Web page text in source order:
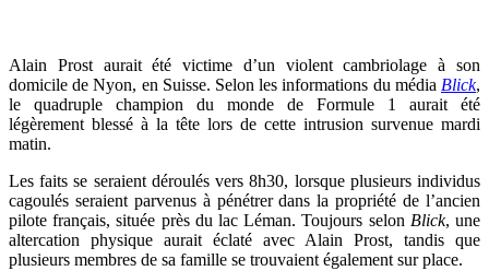
Alain Prost aurait été victime d’un violent cambriolage à son
domicile de Nyon, en Suisse. Selon les informations du média Blick,
le quadruple champion du monde de Formule 1 aurait été
légèrement blessé à la tête lors de cette intrusion survenue mardi
matin.
Les faits se seraient déroulés vers 8h30, lorsque plusieurs individus
cagoulés seraient parvenus à pénétrer dans la propriété de l’ancien
pilote français, située près du lac Léman. Toujours selon Blick, une
altercation physique aurait éclaté avec Alain Prost, tandis que
plusieurs membres de sa famille se trouvaient également sur place.